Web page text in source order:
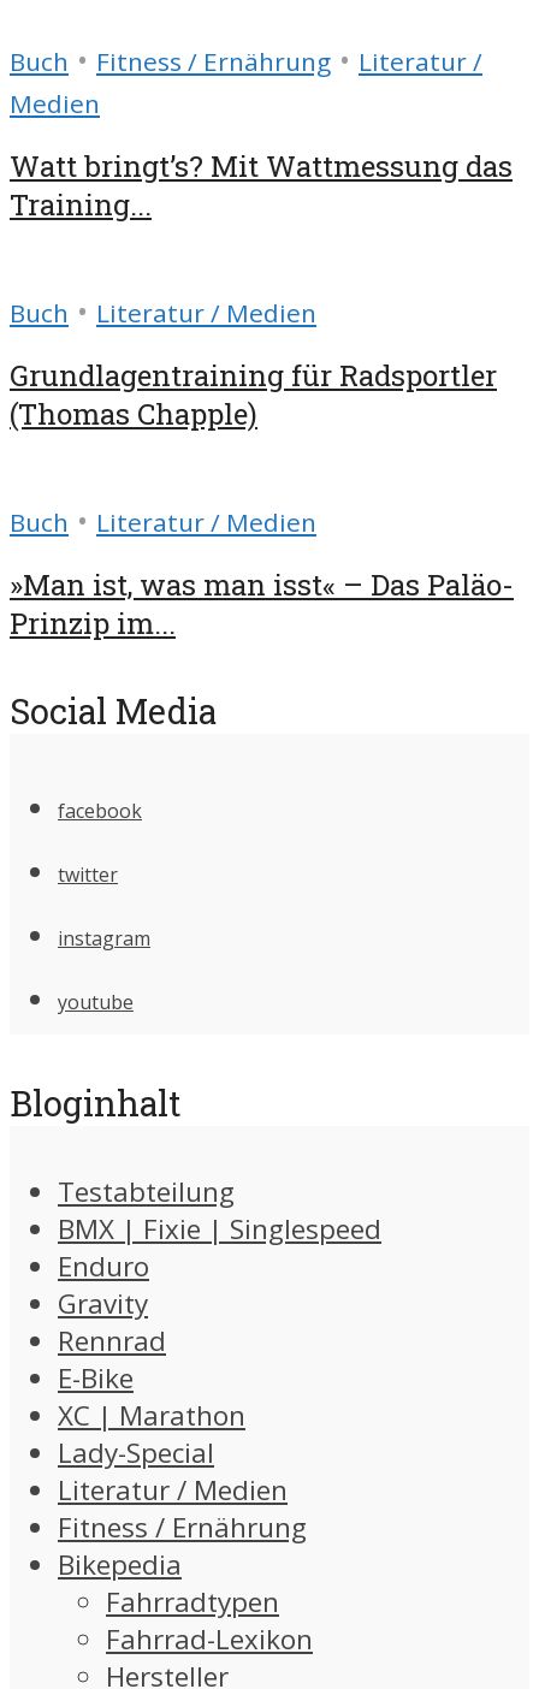
Buch • Fitness / Ernährung • Literatur /
Medien
Watt bringt’s? Mit Wattmessung das
Training...
Buch • Literatur / Medien
Grundlagentraining für Radsportler
(Thomas Chapple)
Buch • Literatur / Medien
»Man ist, was man isst« – Das Paläo-
Prinzip im...
Social Media
facebook
twitter
instagram
youtube
Bloginhalt
Testabteilung
BMX | Fixie | Singlespeed
Enduro
Gravity
Rennrad
E-Bike
XC | Marathon
Lady-Special
Literatur / Medien
Fitness / Ernährung
Bikepedia
Fahrradtypen
Fahrrad-Lexikon
Hersteller